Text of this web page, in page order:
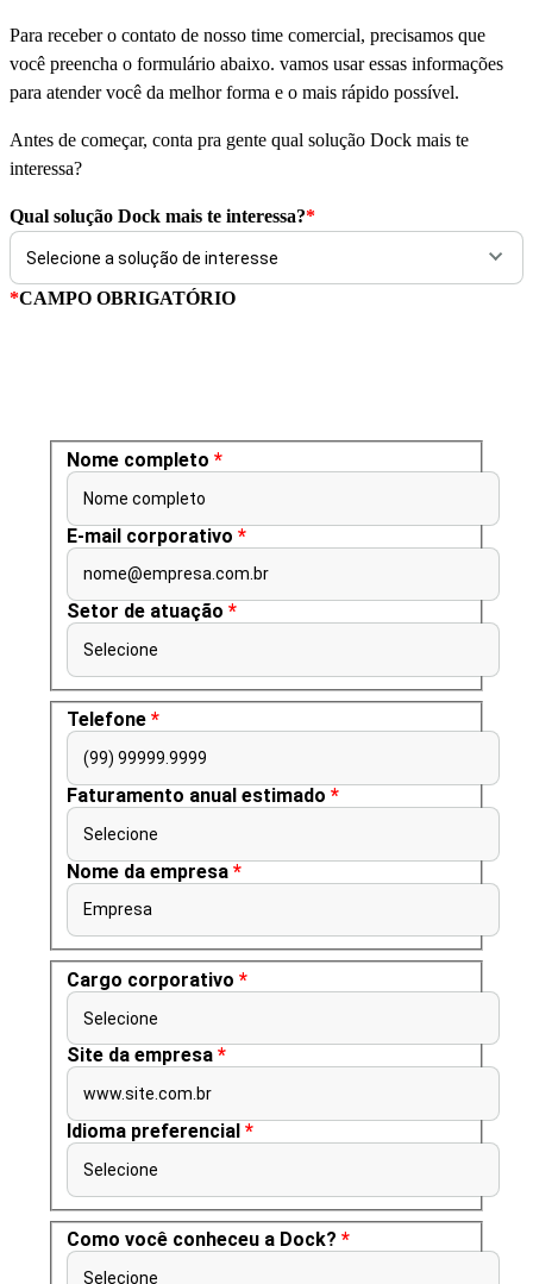
Para receber o contato de nosso time comercial, precisamos que
você preencha o formulário abaixo. vamos usar essas informações
para atender você da melhor forma e o mais rápido possível.
Antes de começar, conta pra gente qual solução Dock mais te
interessa?
Qual solução Dock mais te interessa?*
*CAMPO OBRIGATÓRIO
Nome completo *
Nome completo
E-mail corporativo *
nome@empresa.com.br
Setor de atuação *
Selecione
Telefone *
(99) 99999.9999
Faturamento anual estimado *
Selecione
Nome da empresa *
Empresa
Cargo corporativo *
Selecione
Site da empresa *
www.site.com.br
Idioma preferencial *
Selecione
Como você conheceu a Dock? *
Selecione